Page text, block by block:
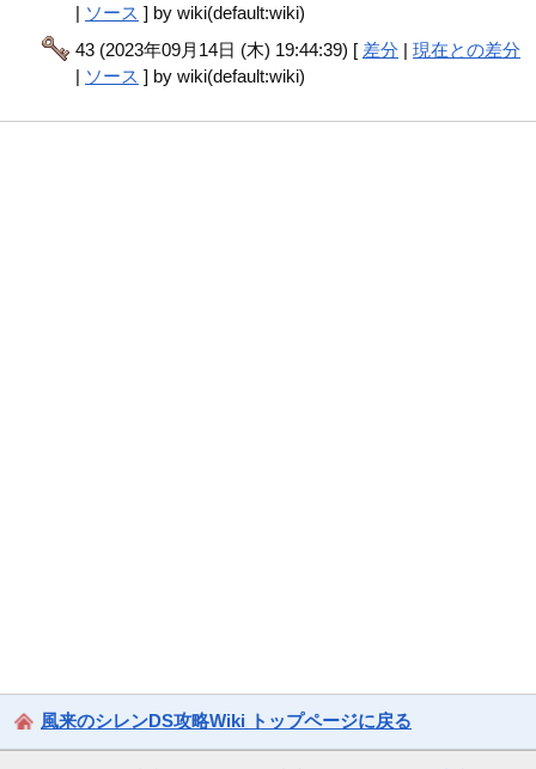
| ソース ] by wiki(default:wiki)
43 (2023年09月14日 (木) 19:44:39) [ 差分 |現在との差分
| ソース ] by wiki(default:wiki)
風来のシレンDS攻略Wiki トップページに戻る